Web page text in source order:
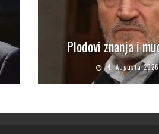
Plodovi znanja i
4. Augusta 2026.